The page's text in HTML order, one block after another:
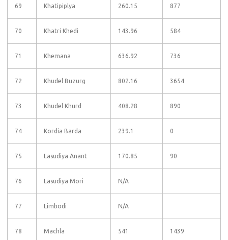
69 Khatipiplya 260.15 877
70 Khatri Khedi 143.96 584
71 Khemana 636.92 736
72 Khudel Buzurg 802.16 3654
73 Khudel Khurd 408.28 890
74 Kordia Barda 239.1 0
75 Lasudiya Anant 170.85 90
76 Lasudiya Mori N/A
77 Limbodi N/A
78 Machla 541 1439